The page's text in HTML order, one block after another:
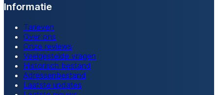
Informatie
Tarieven
Over ons
Onze reviews
Veelgestelde vragen
Historisch bestand
Adressenbestand
Laatste updates